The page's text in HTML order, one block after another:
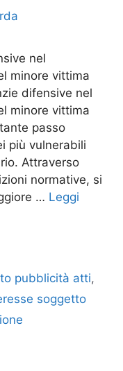
nel
minore vittima
difensive nel
minore vittima
passo
più vulnerabili
Attraverso
normative, si
… Leggi
pubblicità atti,
soggetto